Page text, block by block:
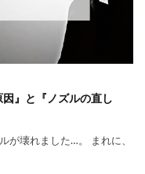
因』と『ノズルの直し
が壊れました…。 まれに、